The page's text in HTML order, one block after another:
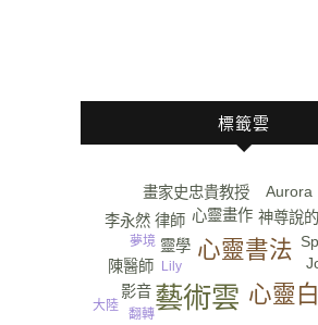
標籤雲
藝術雲 心靈
心靈書法
畫家史忠貴教授
神尊說
靈學
心靈畫作
李永然 律師
影音
Aurora
陳醫師 Lily
翻轉
夢境
大陸